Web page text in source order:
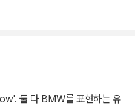
둘 다 BMW를 표현하는 유